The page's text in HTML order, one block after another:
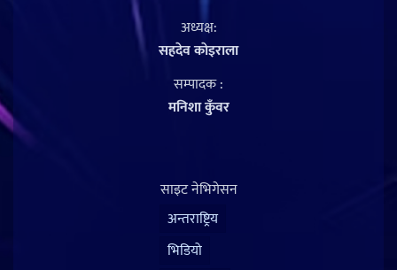
अध्यक्ष:
सहदेव काेइराला
सम्पादक :
मनिशा कुँवर
साइट नेभिगेसन
अन्तराष्ट्रिय
भिडियो